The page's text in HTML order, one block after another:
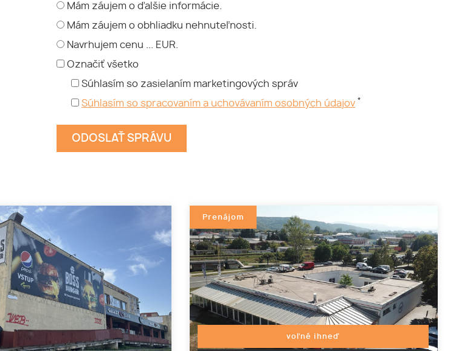
Mám záujem o ďalšie informácie.
Mám záujem o obhliadku nehnuteľnosti.
Navrhujem cenu ... EUR.
Označiť všetko
Súhlasím so zasielaním marketingových správ
Súhlasím so spracovaním a uchovávaním osobných údajov *
Prenájom
voľné ihneď